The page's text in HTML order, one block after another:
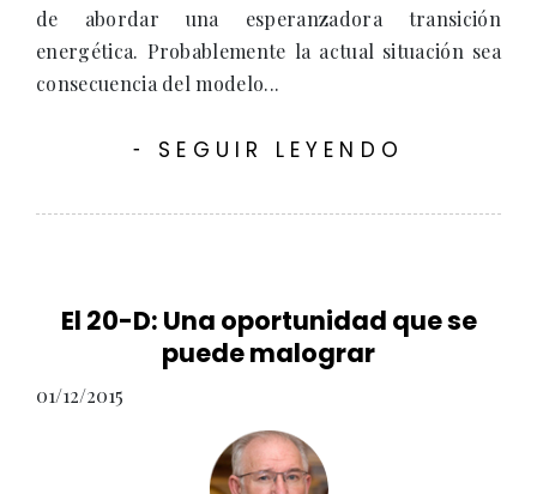
de abordar una esperanzadora transición
energética. Probablemente la actual situación sea
consecuencia del modelo...
- SEGUIR LEYENDO
El 20-D: Una oportunidad que se
puede malograr
01/12/2015